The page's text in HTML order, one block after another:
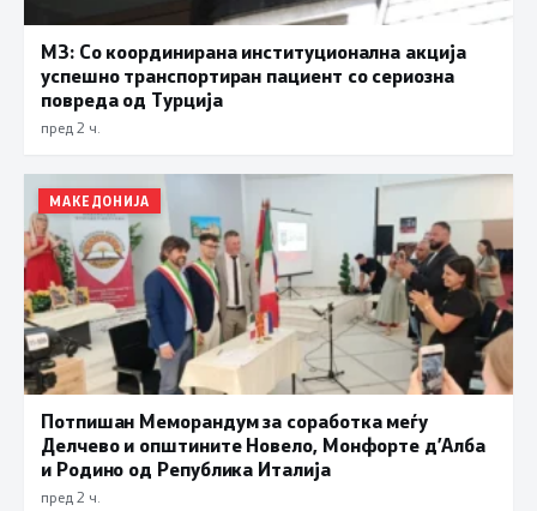
МЗ: Со координирана институционална акција
успешно транспортиран пациент со сериозна
повреда од Турција
пред 2 ч.
МАКЕДОНИЈА
Потпишан Меморандум за соработка меѓу
Делчево и општините Новело, Монфорте д’Алба
и Родино од Република Италија
пред 2 ч.